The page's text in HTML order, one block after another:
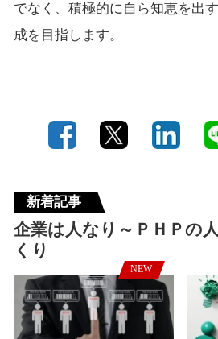
でなく、積極的に自ら知恵を出
成を目指します。
新着記事
企業は人なり～ＰＨＰの
くり
NEW